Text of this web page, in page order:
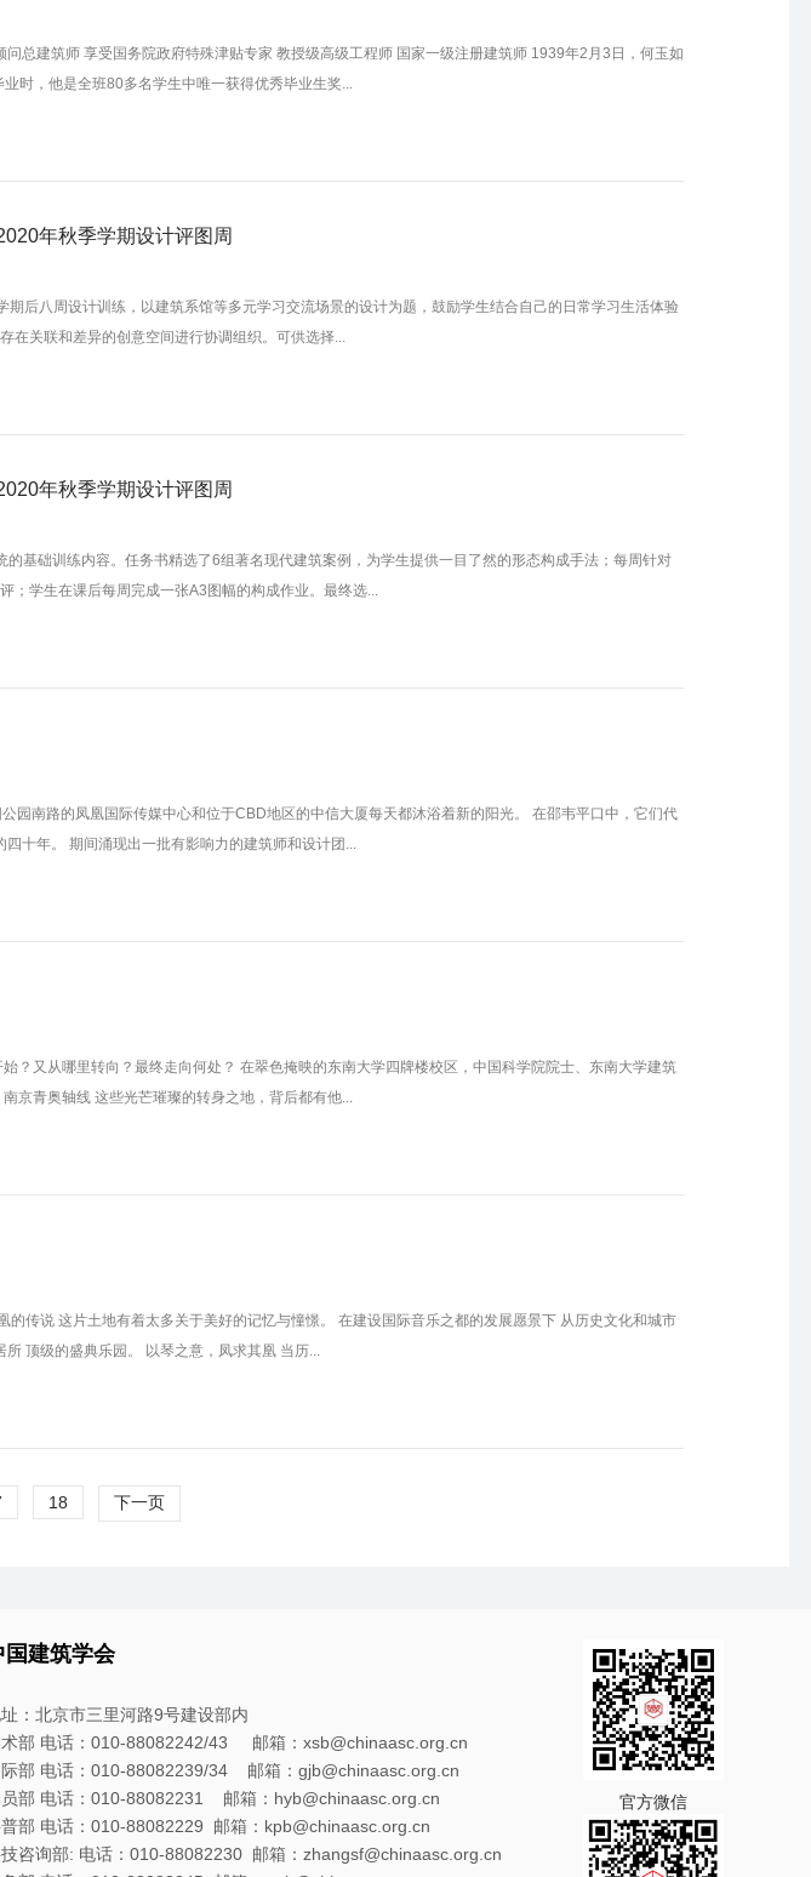
总建筑师 享受国务院政府特殊津贴专家 教授级高级工程师 国家一级注册建筑师 1939年2月3日，何玉如
时，他是全班80多名学生中唯一获得优秀毕业生奖...
年秋季学期设计评图周
后八周设计训练，以建筑系馆等多元学习交流场景的设计为题，鼓励学生结合自己的日常学习生活体验
在关联和差异的创意空间进行协调组织。可供选择...
年秋季学期设计评图周
基础训练内容。任务书精选了6组著名现代建筑案例，为学生提供一目了然的形态构成手法；每周针对
；学生在课后每周完成一张A3图幅的构成作业。最终选...
园南路的凤凰国际传媒中心和位于CBD地区的中信大厦每天都沐浴着新的阳光。 在邵韦平口中，它们代
十年。 期间涌现出一批有影响力的建筑师和设计团...
？又从哪里转向？最终走向何处？ 在翠色掩映的东南大学四牌楼校区，中国科学院院士、东南大学建筑
京青奥轴线 这些光芒璀璨的转身之地，背后都有他...
传说 这片土地有着太多关于美好的记忆与憧憬。 在建设国际音乐之都的发展愿景下 从历史文化和城市
顶级的盛典乐园。 以琴之意，凤求其凰 当历...
18 下一页
国建筑学会
：北京市三里河路9号建设部内
部 电话：010-88082242/43 邮箱：xsb@chinaasc.org.cn
际部 电话：010-88082239/34 邮箱：gjb@chinaasc.org.cn
部 电话：010-88082231 邮箱：hyb@chinaasc.org.cn
部 电话：010-88082229 邮箱：kpb@chinaasc.org.cn
咨询部: 电话：010-88082230 邮箱：zhangsf@chinaasc.org.cn
官方微信